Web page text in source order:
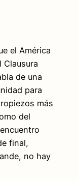
el América
de una
para
más
del
final,
no hay